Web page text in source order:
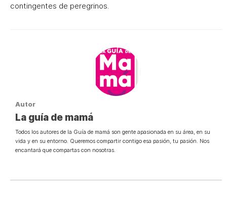
contingentes de peregrinos.
Autor
La guía de mamá
Todos los autores de la Guía de mamá son gente apasionada en su área, en su
vida y en su entorno. Queremos compartir contigo esa pasión, tu pasión. Nos
encantará que compartas con nosotras.